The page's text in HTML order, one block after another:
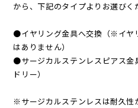
から、下記のタイプよりお選びく
●イヤリング金具へ交換（※イヤ
はありません）
●サージカルステンレスピアス
ドリー）
※サージカルステンレスは耐久性